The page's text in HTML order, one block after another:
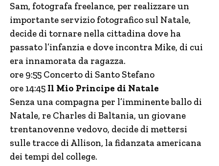
Sam, fotografa freelance, per realizzare un
importante servizio fotografico sul Natale,
decide di tornare nella cittadina dove ha
passato l’infanzia e dove incontra Mike, di cui
era innamorata da ragazza.
ore 9:55 Concerto di Santo Stefano
ore 14:45 Il Mio Principe di Natale
Senza una compagna per l’imminente ballo di
Natale, re Charles di Baltania, un giovane
trentanovenne vedovo, decide di mettersi
sulle tracce di Allison, la fidanzata americana
dei tempi del college.